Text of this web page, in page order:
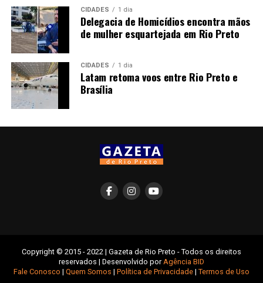
CIDADES 1 dia
Delegacia de Homicídios encontra mãos
de mulher esquartejada em Rio Preto
CIDADES 1 dia
Latam retoma voos entre Rio Preto e
Brasília
Copyright © 2015 - 2022 | Gazeta de Rio Preto - Todos os direitos
reservados | Desenvolvido por Agência BID
Fale Conosco | Quem Somos | Política de Privacidade| Termos de Uso